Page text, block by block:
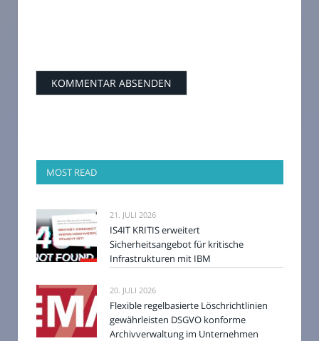
MOST READ
21. JULI 2026
IS4IT KRITIS erweitert
Sicherheitsangebot für kritische
Infrastrukturen mit IBM
20. JULI 2026
Flexible regelbasierte Löschrichtlinien
gewährleisten DSGVO konforme
Archivverwaltung im Unternehmen